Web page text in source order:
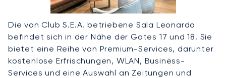
Die von Club S.E.A. betriebene Sala Leonardo
befindet sich in der Nähe der Gates 17 und 18. Sie
bietet eine Reihe von Premium-Services, darunter
kostenlose Erfrischungen, WLAN, Business-
Services und eine Auswahl an Zeitungen und